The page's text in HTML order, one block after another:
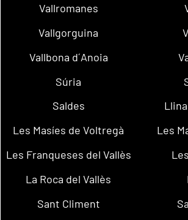
Vallromanes
Vallgorguina
Vallbona d´Anoia
Súria
Saldes
Les Masíes de Voltregà
Les
Les Franqueses del Vallès
La Roca del Vallès
Sant Climent